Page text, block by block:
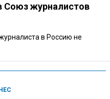
Союз журналистов
в Россию не